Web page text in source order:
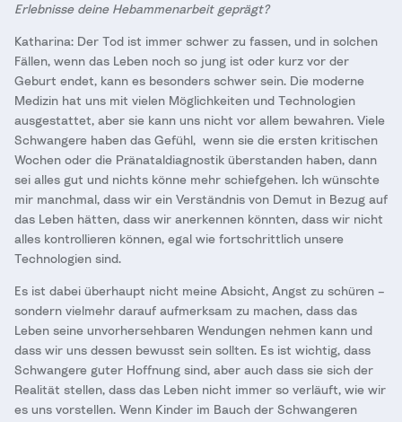
Erlebnisse deine Hebammenarbeit geprägt?
Katharina: Der Tod ist immer schwer zu fassen, und in solchen
Fällen, wenn das Leben noch so jung ist oder kurz vor der
Geburt endet, kann es besonders schwer sein. Die moderne
Medizin hat uns mit vielen Möglichkeiten und Technologien
ausgestattet, aber sie kann uns nicht vor allem bewahren. Viele
Schwangere haben das Gefühl, wenn sie die ersten kritischen
Wochen oder die Pränataldiagnostik überstanden haben, dann
sei alles gut und nichts könne mehr schiefgehen. Ich wünschte
mir manchmal, dass wir ein Verständnis von Demut in Bezug auf
das Leben hätten, dass wir anerkennen könnten, dass wir nicht
alles kontrollieren können, egal wie fortschrittlich unsere
Technologien sind.
Es ist dabei überhaupt nicht meine Absicht, Angst zu schüren –
sondern vielmehr darauf aufmerksam zu machen, dass das
Leben seine unvorhersehbaren Wendungen nehmen kann und
dass wir uns dessen bewusst sein sollten. Es ist wichtig, dass
Schwangere guter Hoffnung sind, aber auch dass sie sich der
Realität stellen, dass das Leben nicht immer so verläuft, wie wir
es uns vorstellen. Wenn Kinder im Bauch der Schwangeren